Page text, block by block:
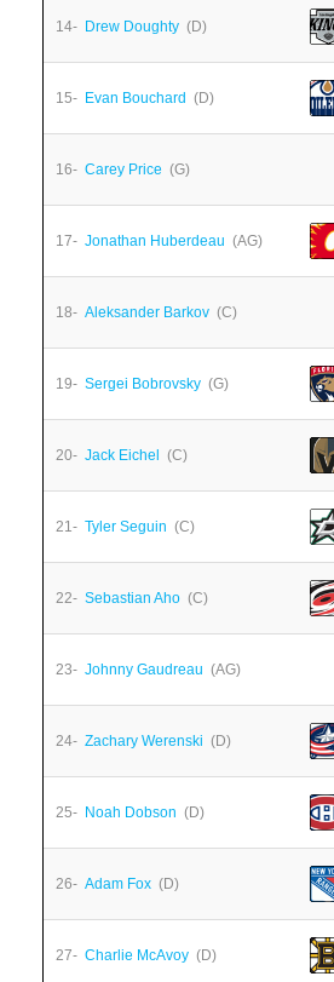
14- Drew Doughty (D)
15- Evan Bouchard (D)
16- Carey Price (G)
17- Jonathan Huberdeau (AG)
18- Aleksander Barkov (C)
19- Sergei Bobrovsky (G)
20- Jack Eichel (C)
21- Tyler Seguin (C)
22- Sebastian Aho (C)
23- Johnny Gaudreau (AG)
24- Zachary Werenski (D)
25- Noah Dobson (D)
26- Adam Fox (D)
27- Charlie McAvoy (D)